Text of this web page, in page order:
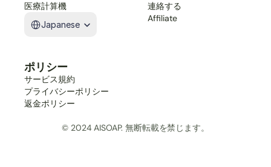
医療計算機
Japanese
連絡する
Affiliate
ポリシー
サービス規約
プライバシーポリシー
返金ポリシー
© 2024 AISOAP. 無断転載を禁じます。